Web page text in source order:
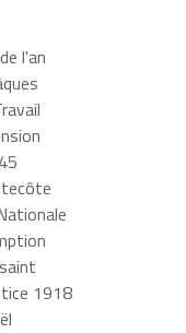
l'an
1918